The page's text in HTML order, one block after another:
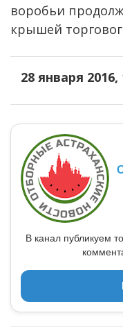
воробьи
крышей
28 января 2016,
В канал публикуем